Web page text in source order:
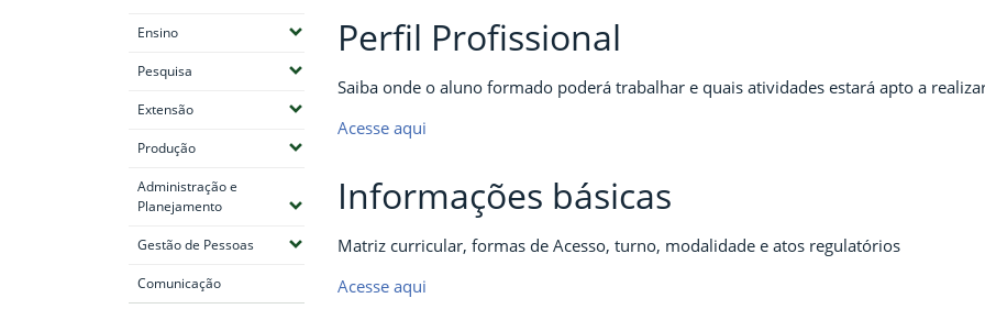
Ensino(Expandir submenus)
Pesquisa (Expandir submenus)
Extensão(Expandir submenus)
Produção(Expandir submenus)
Administração e
Planejamento(Expandir submenus)
Gestão de Pessoas(Expandir submenus)
Comunicação
Perfil Profissional
Saiba onde o aluno formado poderá trabalhar e quais atividades estará apto a
Acesse aqui
Informações básicas
Matriz curricular, formas de Acesso, turno, modalidade e atos regulatórios
Acesse aqui